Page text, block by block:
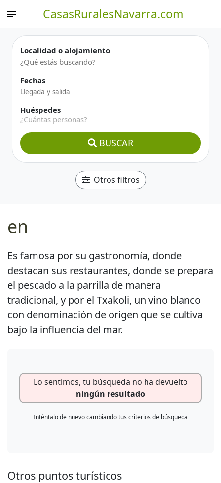
CasasRuralesNavarra.com
Localidad o alojamiento
Fechas
Huéspedes
¿Cuántas personas?
BUSCAR
Otros filtros
en
Es famosa por su gastronomía, donde
destacan sus restaurantes, donde se prepara
el pescado a la parrilla de manera
tradicional, y por el Txakoli, un vino blanco
con denominación de origen que se cultiva
bajo la influencia del mar.
Lo sentimos, tu búsqueda no ha devuelto
ningún resultado
Inténtalo de nuevo cambiando tus criterios de búsqueda
Otros puntos turísticos